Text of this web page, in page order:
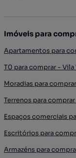
Imóveis para
Apartamentos para
T0 para comprar - Vila
Moradias para
Terrenos para
Espaços comerciais
Escritórios para
Armazéns para